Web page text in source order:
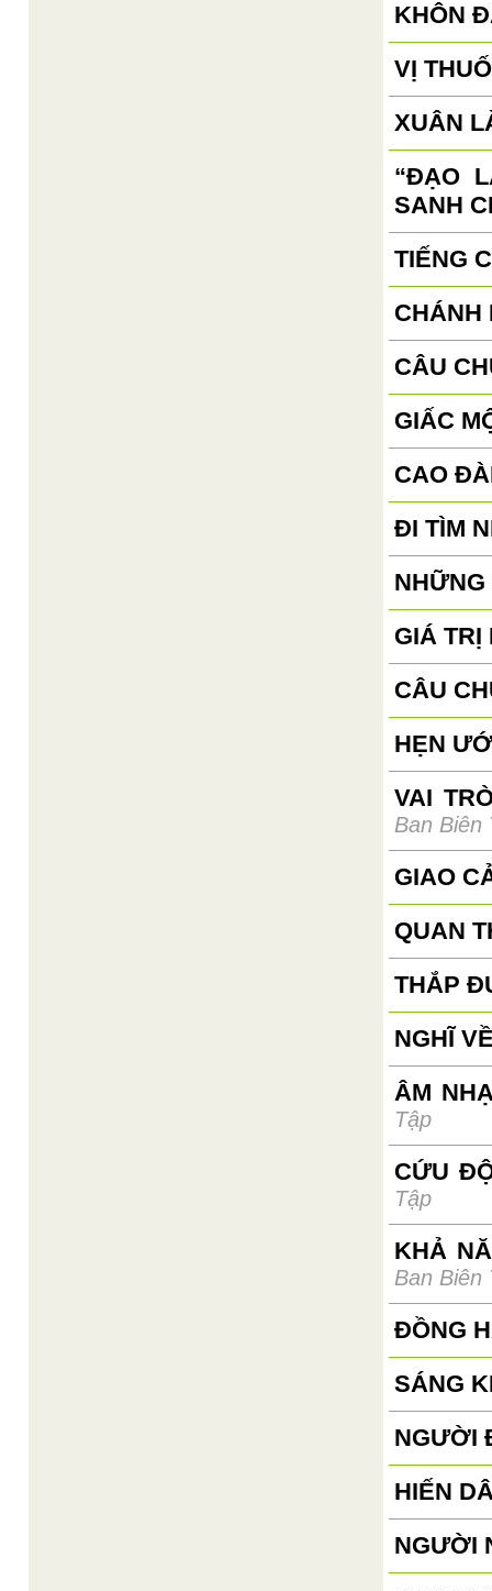
KHÔN
VỊ
XUÂN
“ĐẠO
SANH
TIẾNG
CHÁNH
CÂU
GIẤC
CAO
ĐI TÌM
GIÁ TRỊ
CÂU
HẸN
VAI
Ban Biên
GIAO
QUAN
THẮP
NGHĨ
ÂM
Tập
CỨU
Tập
KHẢ
Ban Biên
ĐỒNG
SÁNG
NGƯỜI
HIẾN
NGƯỜI